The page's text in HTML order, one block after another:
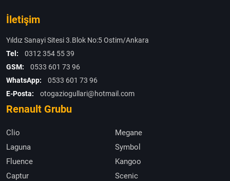
İletişim
Yıldız Sanayi Sitesi 3.Blok No:5 Ostim/Ankara
Tel:
0312 354 55 39
GSM:
0533 601 73 96
WhatsApp:
0533 601 73 96
E-Posta:
otogaziogullari@hotmail.com
Renault Grubu
Clio
Megane
Laguna
Symbol
Fluence
Kangoo
Captur
Scenic